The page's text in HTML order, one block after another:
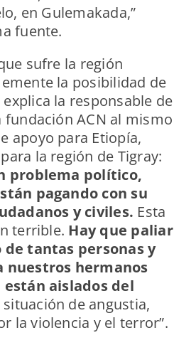
en Gulemakada,”
fuente.
sufre la región
la posibilidad de
la responsable de
fundación ACN al mismo
apoyo para Etiopía,
la región de Tigray:
problema político,
pagando con su
y civiles. Esta
terrible. Hay que paliar
tantas personas y
nuestros hermanos
aislados del
situación de angustia,
la violencia y el terror”.